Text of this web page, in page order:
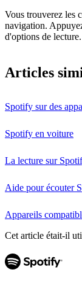
Vous trouverez les
navigation.
d'options de lecture.
Articles
Spotify sur des
Spotify en voiture
La lecture sur
Aide pour écouter
Appareils
Cet article était-il